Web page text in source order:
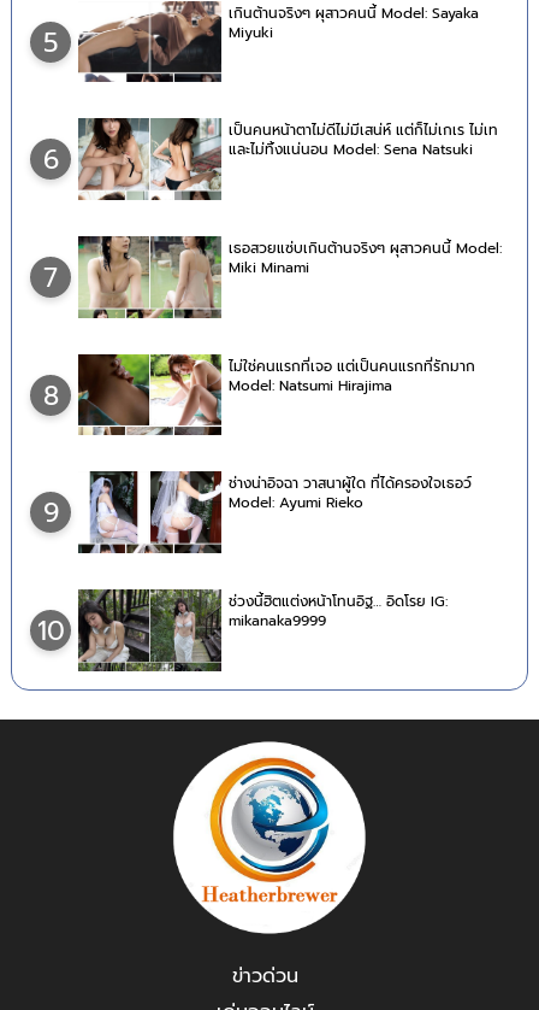
5
เกินต้านจริงๆ ผุสาวคนนี้ Model: Sayaka
Miyuki
6
เป็นคนหน้าตาไม่ดีไม่มีเสน่ห์ แต่ก็ไม่เกเร ไม่เท
และไม่ทิ้งแน่นอน Model: Sena Natsuki
7
เธอสวยแซ่บเกินต้านจริงๆ ผุสาวคนนี้ Model:
Miki Minami
8
ไม่ใช่คนแรกที่เจอ แต่เป็นคนแรกที่รักมาก
Model: Natsumi Hirajima
9
ช่างน่าอิจฉา วาสนาผู้ใด ที่ได้ครองใจเธอว์
Model: Ayumi Rieko
10
ช่วงนี้ฮิตแต่งหน้าโทนอิฐ… อิดโรย IG:
mikanaka9999
ข่าวด่วน